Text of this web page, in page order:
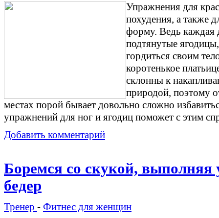
Упражнения для
похудения, а также
форму. Ведь каждая
подтянутые
гордиться своим
коротенькое
склонны к
природой, поэтому
местах порой бывает довольно сложно
упражнений для ног и ягодиц поможет с этим
Добавить комментарий
Боремся со скукой, выполняя
бедер
Тренер - Фитнес для женщин